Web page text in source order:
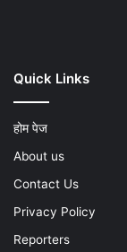
Quick Links
होम पेज
About us
Contact Us
Privacy Policy
Reporters